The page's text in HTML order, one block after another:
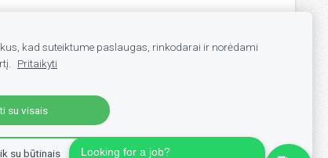
Looking for a job?
kad suteiktume paslaugas, rinkodarai ir norėdami
Pritaikyti
su visais
su būtinais